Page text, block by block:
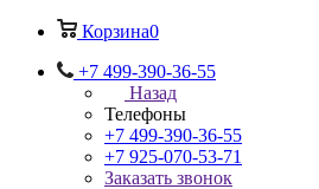
Корзина0
+7 499-390-36-55
Назад
Телефоны
+7 499-390-36-55
+7 925-070-53-71
Заказать звонок